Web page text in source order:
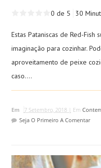
0 de 5 30
Estas Pataniscas de Red-
imaginação para cozinhar.
aproveitamento de peixe
caso....
Em 7 Setembro, 2018 | Em
Seja O Primeiro A Comentar